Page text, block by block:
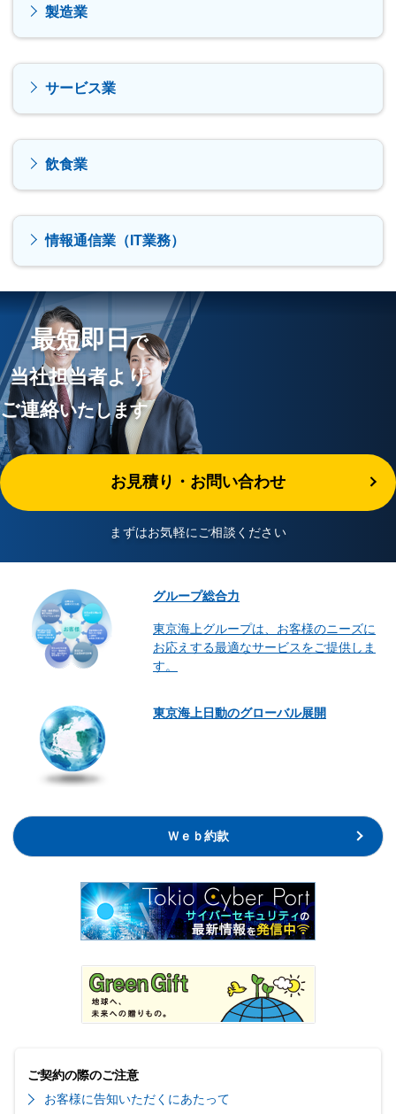
製造業
サービス業
飲食業
情報通信業（IT業務）
最短即日で
当社担当者より
ご連絡いたします
お見積り・お問い合わせ
まずはお気軽にご相談ください
グループ総合力
東京海上グループは、お客様のニーズに
お応えする最適なサービスをご提供しま
す。
東京海上日動のグローバル展開
Ｗｅｂ約款
ご契約の際のご注意
お客様に告知いただくにあたって